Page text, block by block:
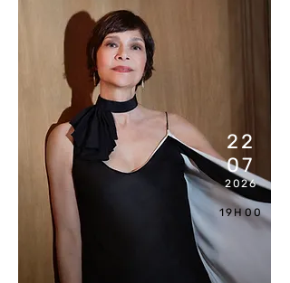
19H00
22
07
2026